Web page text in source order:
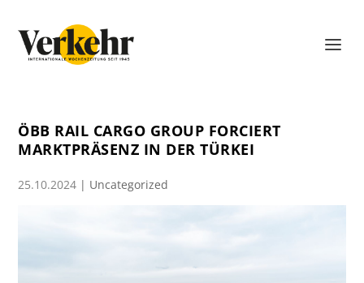
ÖBB RAIL CARGO GROUP FORCIERT
MARKTPRÄSENZ IN DER TÜRKEI
25.10.2024 | Uncategorized